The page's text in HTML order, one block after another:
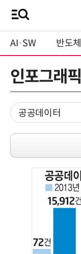
AI·SW 반도체
인포그래픽